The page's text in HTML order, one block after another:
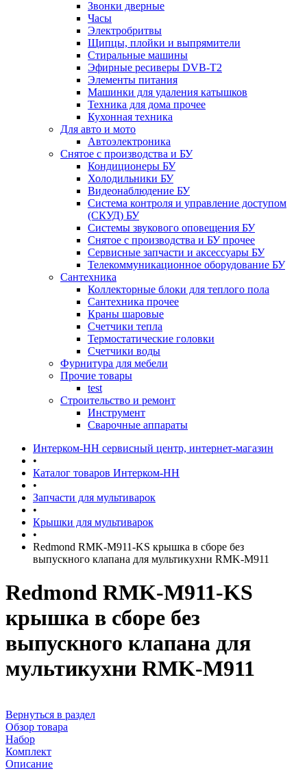
Звонки дверные
Часы
Электробритвы
Щипцы, плойки и выпрямители
Стиральные машины
Эфирные ресиверы DVB-T2
Элементы питания
Машинки для удаления катышков
Техника для дома прочее
Кухонная техника
Для авто и мото
Автоэлектроника
Снятое с производства и БУ
Кондиционеры БУ
Холодильники БУ
Видеонаблюдение БУ
Система контроля и управление доступом
(СКУД) БУ
Системы звукового оповещения БУ
Снятое с производства и БУ прочее
Сервисные запчасти и аксессуары БУ
Телекоммуникационное оборудование БУ
Сантехника
Коллекторные блоки для теплого пола
Сантехника прочее
Краны шаровые
Счетчики тепла
Термоcтатические головки
Счетчики воды
Фурнитура для мебели
Прочие товары
test
Строительство и ремонт
Инструмент
Сварочные аппараты
Интерком-НН сервисный центр, интернет-магазин
•
Каталог товаров Интерком-НН
•
Запчасти для мультиварок
•
Крышки для мультиварок
•
Redmond RMK-M911-KS крышка в сборе без
выпускного клапана для мультикухни RMK-M911
Redmond RMK-M911-KS
крышка в сборе без
выпускного клапана для
мультикухни RMK-M911
Вернуться в раздел
Обзор товара
Набор
Комплект
Описание